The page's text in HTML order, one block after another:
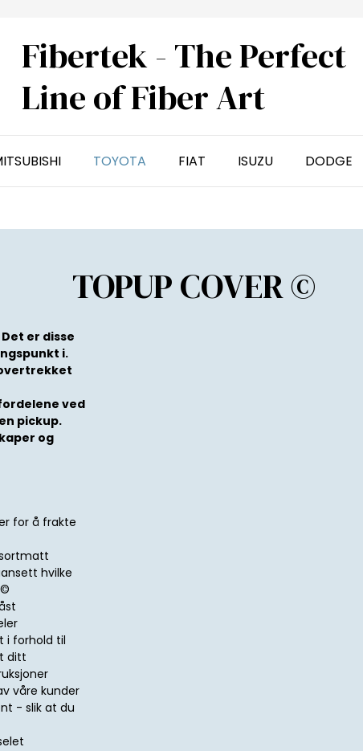
Fibertek - The Perfect
Line of Fiber Art
TOYOTA FIAT ISUZU DODGE
TOPUP COVER ©
er disse
i.
ved
pickup.
og
for å frakte
hvilke
i forhold til
ditt
våre kunder
- slik at du